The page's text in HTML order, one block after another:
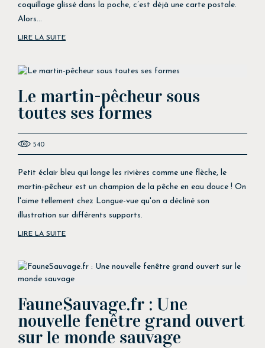
coquillage glissé dans la poche, c’est déjà une carte postale.
Alors...
LIRE LA SUITE
Le martin-pêcheur sous
toutes ses formes
540
Petit éclair bleu qui longe les rivières comme une flèche, le
martin-pêcheur est un champion de la pêche en eau douce ! On
l'aime tellement chez Longue-vue qu'on a décliné son
illustration sur différents supports.
LIRE LA SUITE
FauneSauvage.fr : Une
nouvelle fenêtre grand ouvert
sur le monde sauvage